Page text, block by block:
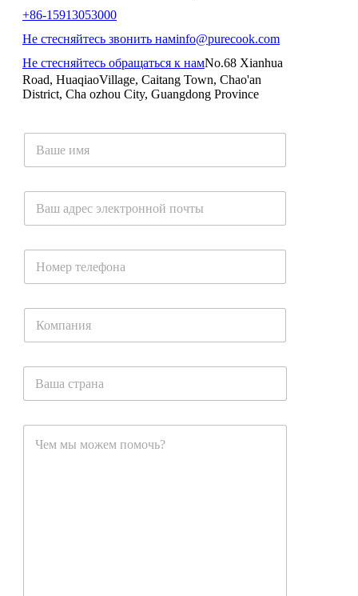
+86-15913053000
Не стесняйтесь звонить намinfo@purecook.com
Не стесняйтесь обращаться к намNo.68 Xianhua
Road, HuaqiaoVillage, Caitang Town, Chao'an
District, Cha ozhou City, Guangdong Province